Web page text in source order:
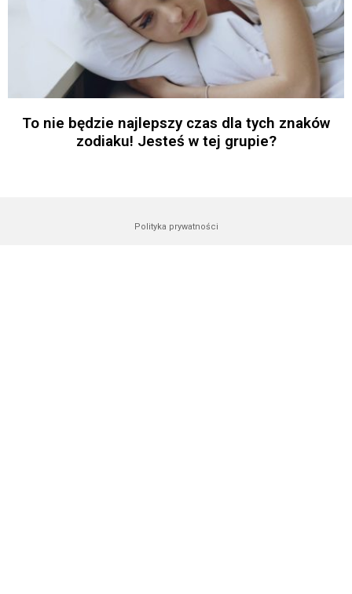
To nie będzie najlepszy czas dla tych znaków
zodiaku! Jesteś w tej grupie?
Polityka prywatności